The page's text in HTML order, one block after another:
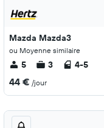
Mazda Mazda3
ou Moyenne similaire
5 3 4-5
44 € /jour